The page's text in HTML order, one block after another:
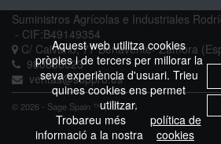
Suministros Agrícolas e Industriales
- CIF:B49149354
C/ Calvario, 77Benavente-Zamora
980636023
ventas@suppro.es
© 2026 - Sage Spain ™ (v.20.27)
Aquest web utilitza cookies
pròpies i de tercers per millorar la
seva experiència d'usuari. Trieu
quines cookies ens permet
utilitzar.
Trobareu més
informació a la nostra
política de
cookies